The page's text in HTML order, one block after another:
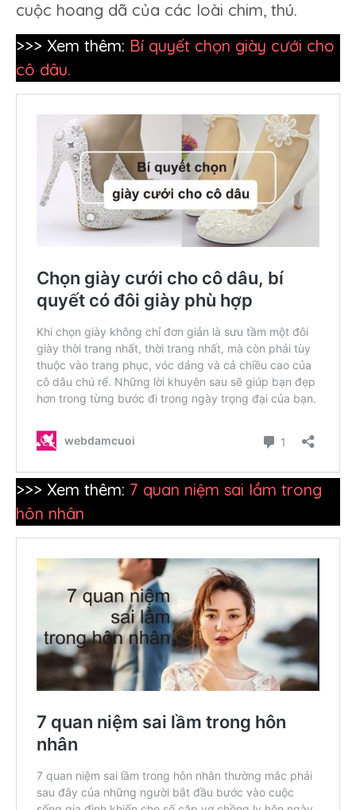
cuộc hoang dã của các loài chim, thú.
>>> Xem thêm: Bí quyết chọn giày cưới cho
cô dâu.
>>> Xem thêm: 7 quan niệm sai lầm trong
hôn nhân